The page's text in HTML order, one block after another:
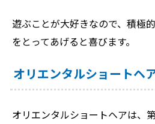
遊ぶことが大好きなので、積極
をとってあげると喜びます。
オリエンタルショートヘ
オリエンタルショートヘアは、